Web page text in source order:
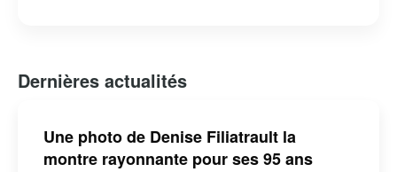
Dernières actualités
Une photo de Denise Filiatrault la
montre rayonnante pour ses 95 ans